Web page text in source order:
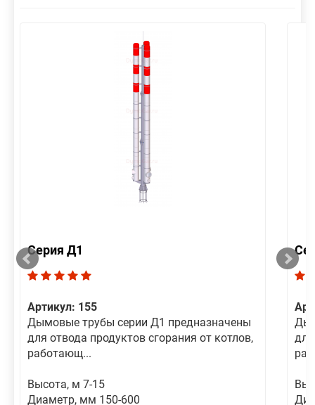
Серия Д1
Артикул: 155
Дымовые трубы серии Д1 предназначены
для отвода продуктов сгорания от котлов,
работающ...
Высота, м 7-15
Диаметр, мм 150-600